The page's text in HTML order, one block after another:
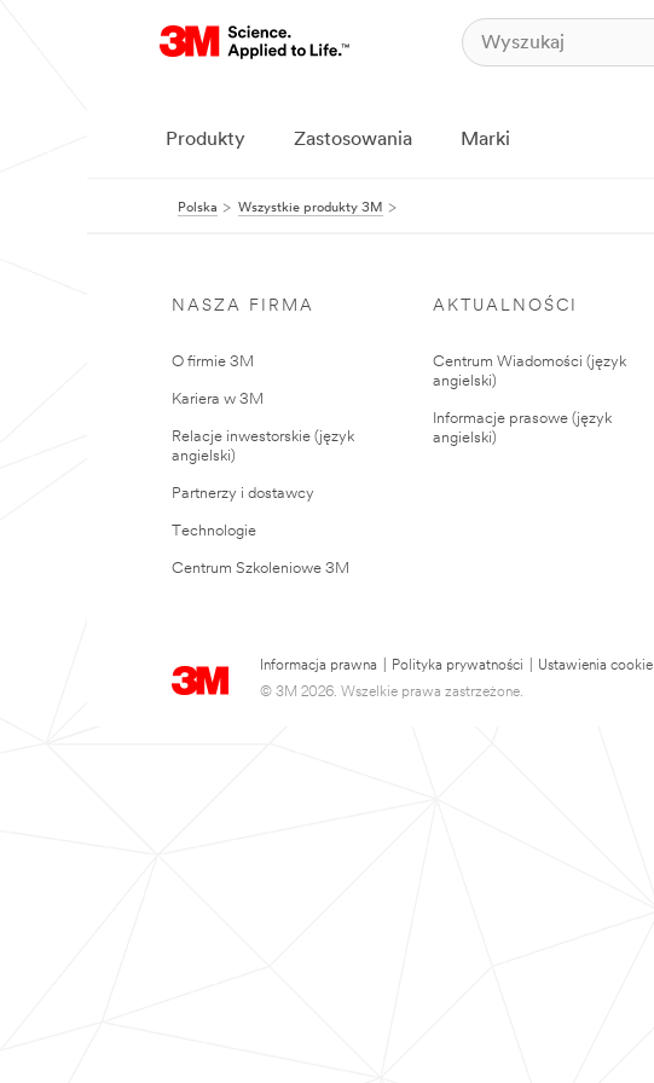
Produkty Zastosowania Marki
Polska Wszystkie produkty 3M
NASZA FIRMA
O firmie 3M
Kariera w 3M
Relacje inwestorskie (język
angielski)
Partnerzy i dostawcy
Technologie
Centrum Szkoleniowe 3M
AKTUALNOŚCI
Centrum Wiadomości (język
angielski)
Informacje prasowe (język
angielski)
Informacja prawna Polityka prywatności
Ustawienia cookie
© 3M 2026. Wszelkie prawa zastrzeżone.